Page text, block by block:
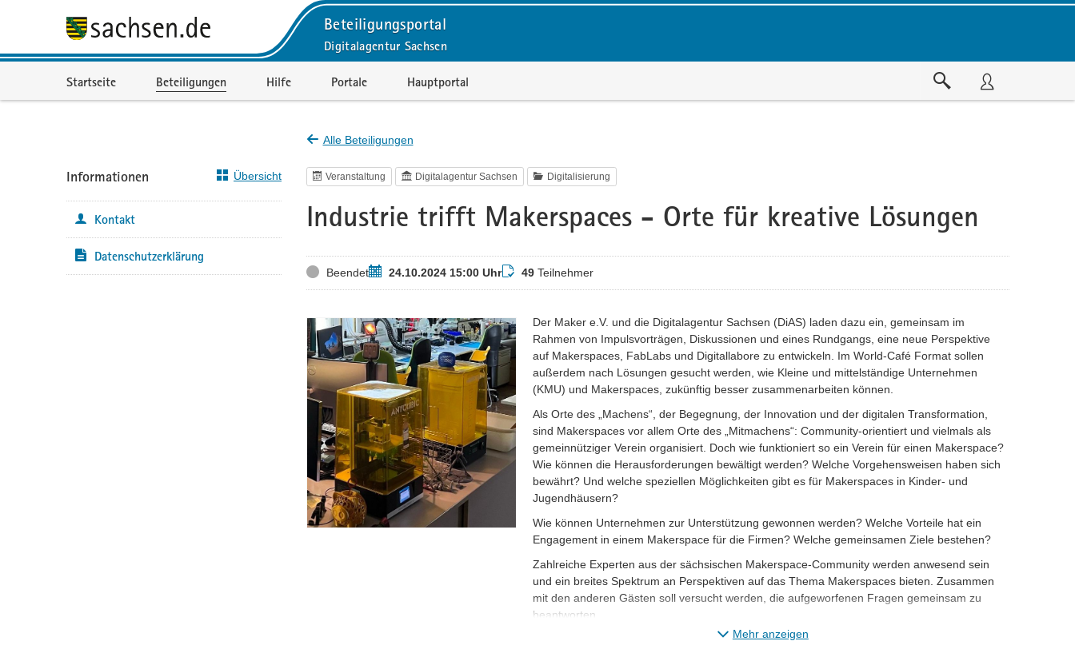
Beteiligungsportal
Digitalagentur Sachsen
Startseite Beteiligungen Hilfe Portale Hauptportal
Alle Beteiligungen
Veranstaltung Digitalagentur Sachsen Digitalisierung
Industrie trifft Makerspaces - Orte für kreative Lösungen
StatusBeendetTermin24.10.2024 15:00 UhrTeilnehmer
49Teilnehmer
Der Maker e.V. und die Digitalagentur Sachsen (DiAS) laden dazu ein, gemeinsam im
Rahmen von Impulsvorträgen, Diskussionen und eines Rundgangs, eine neue Perspektive
auf Makerspaces, FabLabs und Digitallabore zu entwickeln. Im World-Café Format sollen
außerdem nach Lösungen gesucht werden, wie Kleine und mittelständige Unternehmen
(KMU) und Makerspaces, zukünftig besser zusammenarbeiten können.
Als Orte des „Machens“, der Begegnung, der Innovation und der digitalen Transformation,
sind Makerspaces vor allem Orte des „Mitmachens“: Community-orientiert und vielmals als
gemeinnütziger Verein organisiert. Doch wie funktioniert so ein Verein für einen Makerspace?
Wie können die Herausforderungen bewältigt werden? Welche Vorgehensweisen haben sich
bewährt? Und welche speziellen Möglichkeiten gibt es für Makerspaces in Kinder- und
Jugendhäusern?
Wie können Unternehmen zur Unterstützung gewonnen werden? Welche Vorteile hat ein
Engagement in einem Makerspace für die Firmen? Welche gemeinsamen Ziele bestehen?
Zahlreiche Experten aus der sächsischen Makerspace-Community werden anwesend sein
und ein breites Spektrum an Perspektiven auf das Thema Makerspaces bieten. Zusammen
mit den anderen Gästen soll versucht werden, die aufgeworfenen Fragen gemeinsam zu
beantworten.
Mehr anzeigen
Informationen Übersicht
Kontakt
Datenschutzerklärung